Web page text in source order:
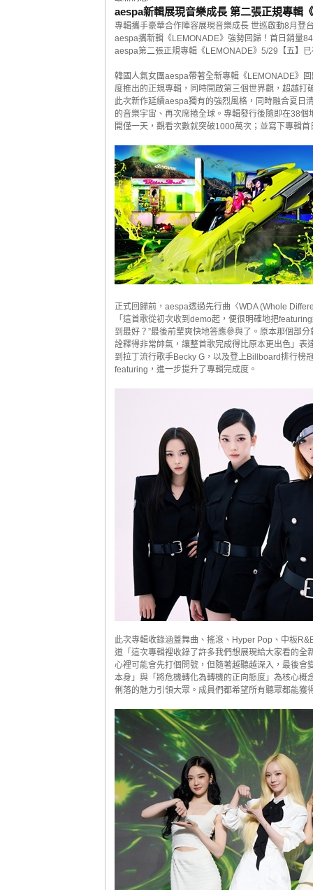
aespa新輯展現音樂成長 第二張正規專輯
專輯攜手豪華合作陣容展現音樂成長 世巡啟動8月登
aespa攜新輯《LEMONADE》強勢回歸！首日銷量
aespa第二張正規專輯《LEMONADE》5/29【五】
韓國人氣女團aespa帶著全新專輯《LEMONADE》
度推出的正規專輯，同時開啟第三個世界觀，超越
此次新作延續aespa獨有的強烈風格，同時融合夏日
的音樂宇宙、再次席捲全球。專輯發行後隨即在38
開僅一天，觀看次數就突破1000萬次；並寫下專輯
正式回歸前，aespa透過先行曲〈WDA (Whole
「這首歌從初次收到demo起，便很明確地把
到最好？”最後前輩爽快地答應參與了。原本那個部
詮釋得非常帥氣，讓整首歌完成得比原本更出色」
到拉丁流行歌手Becky G，以及登上Billboard排行榜
featuring，進一步提升了專輯完成度。
此次專輯收錄涵蓋舞曲、搖滾、Hyper Pop、中板
道「這次專輯裡收錄了許多我們想展現給大家看的
心裡可能會先打個問號，但隨著越聽越深入，最後
本身」與「將危機轉化為轉機的正向態度」為核心
俐落的魅力引領大眾。成員們都希望所有聽眾都能獲